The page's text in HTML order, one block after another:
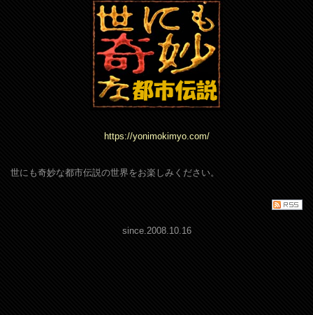
https://yonimokimyo.com/
世にも奇妙な都市伝説の世界をお楽しみください。
since.2008.10.16